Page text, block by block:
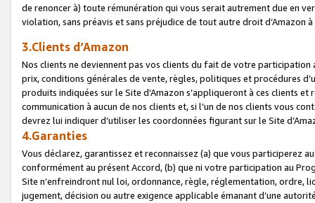
de renoncer à) toute rémunération qui vous serait autrement due en
violation, sans préavis et sans préjudice de tout autre droit
3.Clients d’Amazon
Nos clients ne deviennent pas vos clients du fait de votre
prix, conditions générales de vente, règles, politiques et procédures
produits indiquées sur le Site d’Amazon s’appliqueront à ces clients
communication à aucun de nos clients et, si l’un de nos clients vous
devrez lui indiquer d’utiliser les coordonnées figurant sur le Site
4.Garanties
Vous déclarez, garantissez et reconnaissez (a) que vous participerez
conformément au présent Accord, (b) que ni votre participation au
Site n’enfreindront nul loi, ordonnance, règle, réglementation, ordre,
jugement, décision ou autre exigence applicable émanant d’une